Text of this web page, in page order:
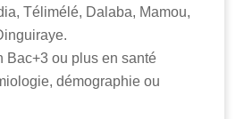
Télimélé, Dalaba, Mamou,
Bac+3 ou plus en santé
démographie ou